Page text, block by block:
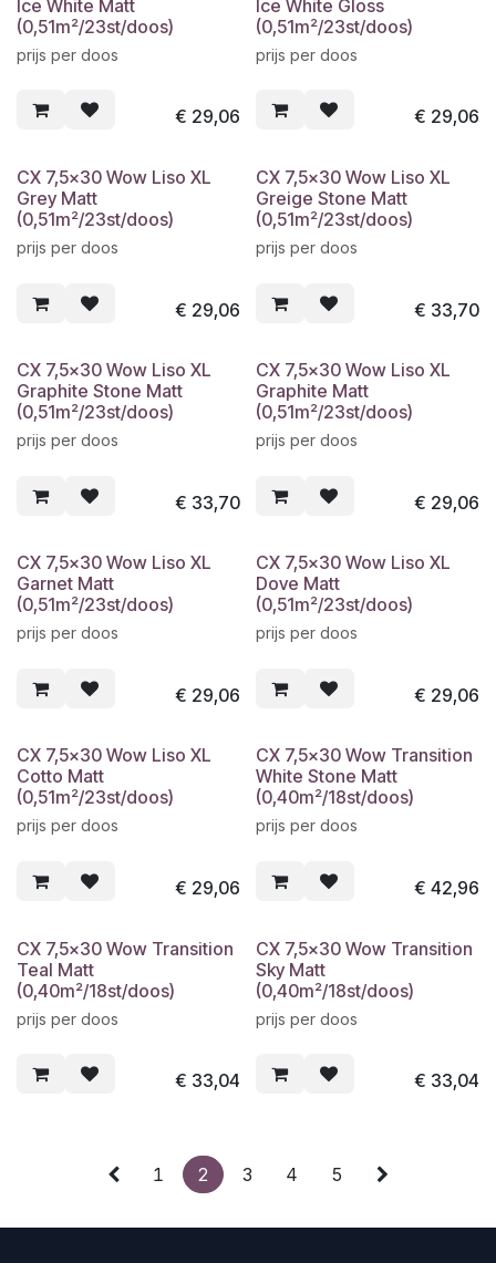
Ice White Matt
(0,51m²/23st/doos)
prijs per doos
€ 29,06
Ice White Gloss
(0,51m²/23st/doos)
prijs per doos
€ 29,06
CX 7,5x30 Wow Liso XL
Grey Matt
(0,51m²/23st/doos)
prijs per doos
€ 29,06
CX 7,5x30 Wow Liso XL
Greige Stone Matt
(0,51m²/23st/doos)
prijs per doos
€ 33,70
CX 7,5x30 Wow Liso XL
Graphite Stone Matt
(0,51m²/23st/doos)
prijs per doos
€ 33,70
CX 7,5x30 Wow Liso XL
Graphite Matt
(0,51m²/23st/doos)
prijs per doos
€ 29,06
CX 7,5x30 Wow Liso XL
Garnet Matt
(0,51m²/23st/doos)
prijs per doos
€ 29,06
CX 7,5x30 Wow Liso XL
Dove Matt
(0,51m²/23st/doos)
prijs per doos
€ 29,06
CX 7,5x30 Wow Liso XL
Cotto Matt
(0,51m²/23st/doos)
prijs per doos
€ 29,06
CX 7,5x30 Wow Transition
White Stone Matt
(0,40m²/18st/doos)
prijs per doos
€ 42,96
CX 7,5x30 Wow Transition
Teal Matt
(0,40m²/18st/doos)
prijs per doos
€ 33,04
CX 7,5x30 Wow Transition
Sky Matt
(0,40m²/18st/doos)
prijs per doos
€ 33,04
1 2 3 4 5